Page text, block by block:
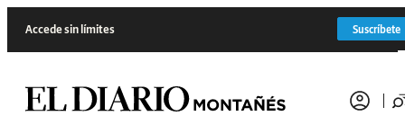
Accede sin límites Suscríbete